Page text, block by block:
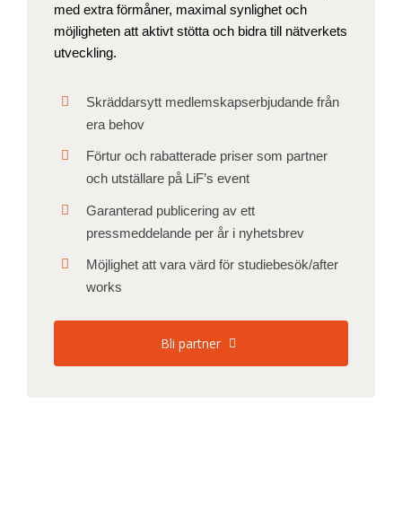
med extra förmåner, maximal synlighet och
möjligheten att aktivt stötta och bidra till nätverkets
utveckling.
Skräddarsytt medlemskapserbjudande från
era behov
Förtur och rabatterade priser som partner
och utställare på LiF’s event
Garanterad publicering av ett
pressmeddelande per år i nyhetsbrev
Möjlighet att vara värd för studiebesök/after
works
Bli partner